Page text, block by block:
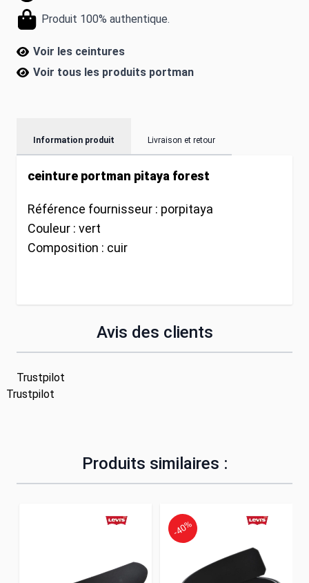
Produit 100% authentique.
Voir les ceintures
Voir tous les produits portman
Information produit Livraison et retour
ceinture portman pitaya forest
Référence fournisseur : porpitaya
Couleur : vert
Composition : cuir
Avis des clients
Trustpilot
Trustpilot
Produits similaires :
-40%